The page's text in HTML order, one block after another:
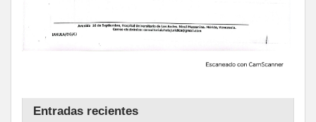
Entradas recientes